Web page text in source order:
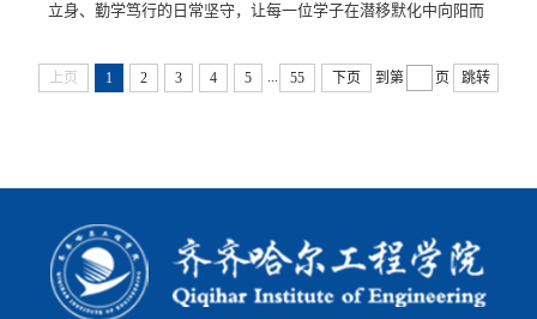
立身、勤学笃行的日常坚守，让每一位学子在潜移默化中向阳而
持促进改变。早起晨练、规律作息、整洁内务、文明言行，每一处
上页 1 2 3 4 5 ... 55 下页 到第 页 跳转